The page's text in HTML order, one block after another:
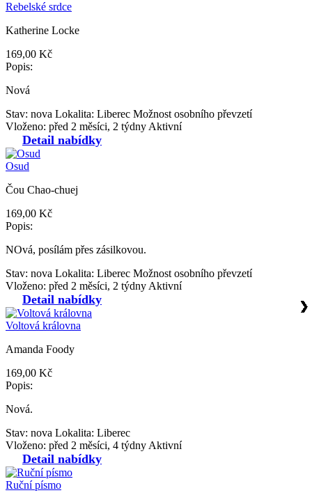
❯
Rebelské srdce
Katherine Locke
169,00 Kč
Popis:
Nová
Stav: nova Lokalita: Liberec Možnost osobního převzetí
Vloženo: před 2 měsíci, 2 týdny Aktivní
Detail nabídky
❯
Osud
Čou Chao-chuej
169,00 Kč
Popis:
NOvá, posílám přes zásilkovou.
Stav: nova Lokalita: Liberec Možnost osobního převzetí
Vloženo: před 2 měsíci, 2 týdny Aktivní
Detail nabídky ❯
Voltová královna
Amanda Foody
169,00 Kč
Popis:
Nová.
Stav: nova Lokalita: Liberec
Vloženo: před 2 měsíci, 4 týdny Aktivní
Detail nabídky
❯
Ruční písmo
❯
❯
❯
❯
❯
❯
❯
❯
❯
❯
❯
❯
❯
❯
❯
❯
❯
❯
❯
❯
❯
❯
❯
❯
❯
❯
❯
❯
❯
❯
❯
❯
❯
❯
❯
❯
❯
❯
❯
❯
❯
❯
❯
❯
❯
❯
❯
❯
❯
❯
❯
❯
❯
❯
❯
❯
❯
❯
❯
❯
❯
❯
❯
❯
❯
❯
❯